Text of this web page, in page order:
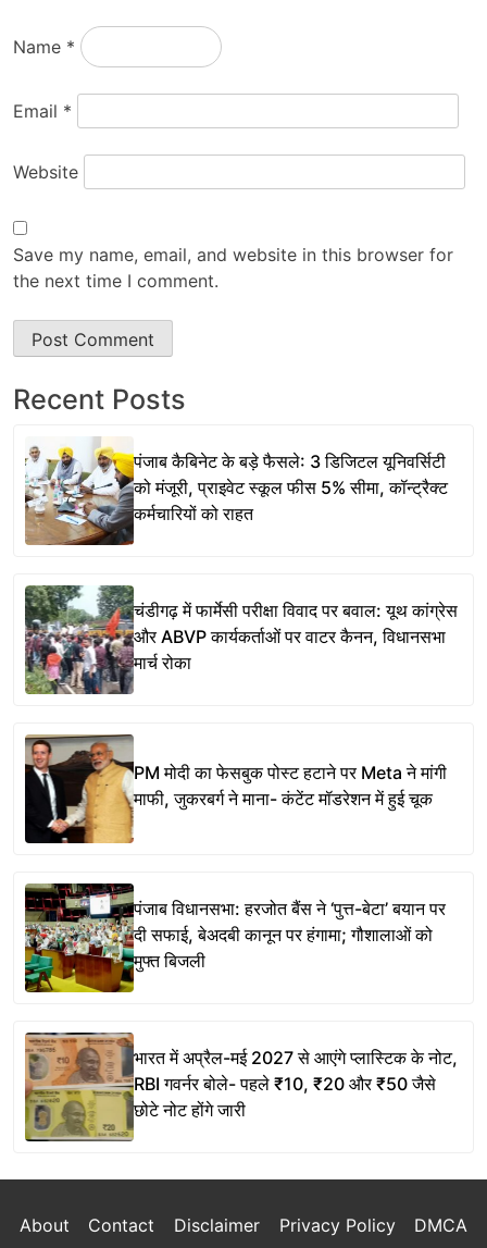
Name *
Email *
Website
Save my name, email, and website in this browser for
the next time I comment.
Recent Posts
पंजाब कैबिनेट के बड़े फैसले: 3 डिजिटल यूनिवर्सिटी
को मंजूरी, प्राइवेट स्कूल फीस 5% सीमा, कॉन्ट्रैक्ट
कर्मचारियों को राहत
चंडीगढ़ में फार्मेसी परीक्षा विवाद पर बवाल: यूथ कांग्रेस
और ABVP कार्यकर्ताओं पर वाटर कैनन, विधानसभा
मार्च रोका
PM मोदी का फेसबुक पोस्ट हटाने पर Meta ने मांगी
माफी, जुकरबर्ग ने माना- कंटेंट मॉडरेशन में हुई चूक
पंजाब विधानसभा: हरजोत बैंस ने ‘पुत्त-बेटा’ बयान पर
दी सफाई, बेअदबी कानून पर हंगामा; गौशालाओं को
मुफ्त बिजली
भारत में अप्रैल-मई 2027 से आएंगे प्लास्टिक के नोट,
RBI गवर्नर बोले- पहले ₹10, ₹20 और ₹50 जैसे
छोटे नोट होंगे जारी
About Contact Disclaimer Privacy Policy DMCA